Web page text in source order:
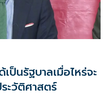
ป็นรัฐบาลเมื่อไหร่จะ
ะวัติศาสตร์